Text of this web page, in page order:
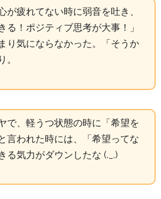
が疲れてない時に弱音を吐き、
る！ポジティブ思考が大事！」
り気にならなかった。「そうか
。
で、軽うつ状態の時に「希望を
言われた時には、「希望ってな
気力がダウンしたな (._.)